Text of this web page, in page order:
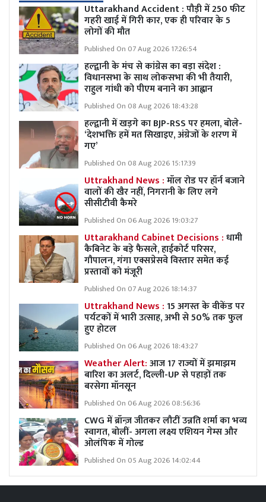
Uttarakhand Accident : पौड़ी में 250 फीट
गहरी खाई में गिरी कार, एक ही परिवार के 5
लोगों की मौत
Published On 07 Aug 2026 17:26:54
हल्द्वानी के मंच से कांग्रेस का बड़ा संदेश :
विधानसभा के साथ लोकसभा की भी तैयारी,
राहुल गांधी को पीएम बनाने का आह्वान
Published On 08 Aug 2026 18:43:28
हल्द्वानी में खड़गे का BJP-RSS पर हमला, बोले-
‘देशभक्ति हमें मत सिखाइए, अंग्रेजों के शरण में
गए’
Published On 08 Aug 2026 15:17:39
Uttrakhand News :मॉल रोड पर हॉर्न बजाने
वालों की खैर नहीं, निगरानी के लिए लगे
सीसीटीवी कैमरे
Published On 06 Aug 2026 19:03:27
Uttarakhand Cabinet Decisions :धामी
कैबिनेट के बड़े फैसले, हाईकोर्ट परिसर,
गौपालन, गंगा एक्सप्रेसवे विस्तार समेत कई
प्रस्तावों को मंजूरी
Published On 07 Aug 2026 18:14:37
Uttrakhand News :15 अगस्त के वीकेंड पर
पर्यटकों में भारी उत्साह, अभी से 50% तक फुल
हुए होटल
Published On 06 Aug 2026 18:43:27
Weather Alert:आज 17 राज्यों में झमाझम
बारिश का अलर्ट, दिल्ली-UP से पहाड़ों तक
बरसेगा मॉनसून
Published On 06 Aug 2026 08:56:36
CWG में ब्रॉन्ज़ जीतकर लौटीं उन्नति शर्मा का भव्य
स्वागत, बोलीं- अगला लक्ष्य एशियन गेम्स और
ओलंपिक में गोल्ड
Published On 05 Aug 2026 14:02:44